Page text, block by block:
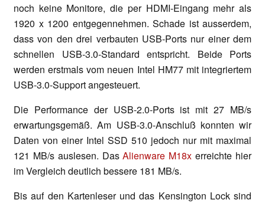
noch keine Monitore, die per HDMI-Eingang mehr als
1920 x 1200 entgegennehmen. Schade ist ausserdem,
dass von den drei verbauten USB-Ports nur einer dem
schnellen USB-3.0-Standard entspricht. Beide Ports
werden erstmals vom neuen Intel HM77 mit integriertem
USB-3.0-Support angesteuert.
Die Performance der USB-2.0-Ports ist mit 27 MB/s
erwartungsgemäß. Am USB-3.0-Anschluß konnten wir
Daten von einer Intel SSD 510 jedoch nur mit maximal
121 MB/s auslesen. DasAlienware M18x erreichte hier
im Vergleich deutlich bessere 181 MB/s.
Bis auf den Kartenleser und das Kensington Lock sind